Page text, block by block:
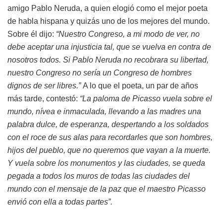
amigo Pablo Neruda, a quien elogió como el mejor poeta
de habla hispana y quizás uno de los mejores del mundo.
Sobre él dijo: “Nuestro Congreso, a mi modo de ver, no
debe aceptar una injusticia tal, que se vuelva en contra de
nosotros todos. Si Pablo Neruda no recobrara su libertad,
nuestro Congreso no sería un Congreso de hombres
dignos de ser libres.”A lo que el poeta, un par de años
más tarde, contestó: “La paloma de Picasso vuela sobre el
mundo, nívea e inmaculada, llevando a las madres una
palabra dulce, de esperanza, despertando a los soldados
con el roce de sus alas para recordarles que son hombres,
hijos del pueblo, que no queremos que vayan a la muerte.
Y vuela sobre los monumentos y las ciudades, se queda
pegada a todos los muros de todas las ciudades del
mundo con el mensaje de la paz que el maestro Picasso
envió con ella a todas partes”.